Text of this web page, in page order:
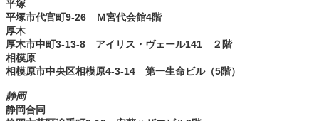
平塚
平塚市代官町9-26 Ｍ宮代会館4階
厚木
厚木市中町3-13-8 アイリス・ヴェール141 ２階
相模原
相模原市中央区相模原4-3-14 第一生命ビル（5階）
静岡
静岡合同